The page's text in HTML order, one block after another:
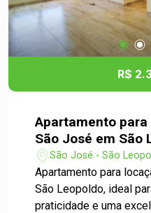
Agende uma Visita:
estabelecer seu
privilegiado! Entre em
informações e para
à disposição para
empreendimento. Transforme seu sonho em
realidade e venha para
Leopoldo!
R$
Apartamento
São José em São
São José - São
Apartamento para
São Leopoldo, ideal
praticidade e uma